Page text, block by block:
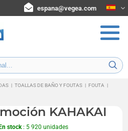
espana@vegea.com
| TOALLAS DE BAÑO Y FOUTAS | FOUTA
|
KAHAKAI
En stock: 5 920 unidades